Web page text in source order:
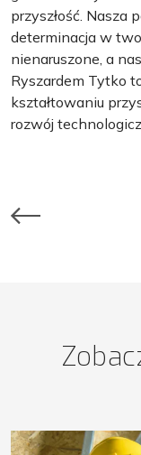
przyszłość. Nasza
determinacja w
nienaruszone, a
Ryszardem Tytko
kształtowaniu
rozwój